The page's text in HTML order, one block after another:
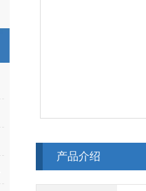
产品介绍